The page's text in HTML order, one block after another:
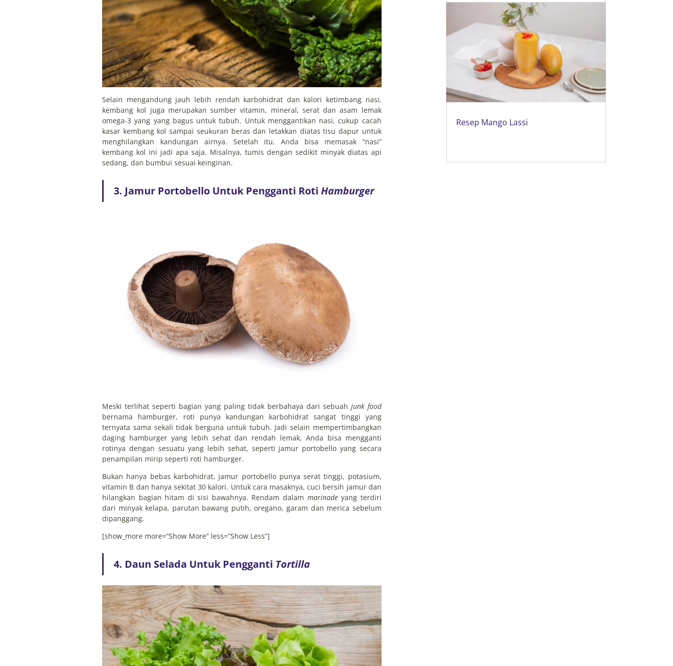
Selain mengandung jauh lebih rendah karbohidrat dan kalori ketimbang nasi,
kembang kol juga merupakan sumber vitamin, mineral, serat dan asam lemak
omega-3 yang yang bagus untuk tubuh. Untuk menggantikan nasi, cukup cacah
kasar kembang kol sampai seukuran beras dan letakkan diatas tisu dapur untuk
menghilangkan kandungan airnya. Setelah itu, Anda bisa memasak “nasi”
kembang kol ini jadi apa saja. Misalnya, tumis dengan sedikit minyak diatas api
sedang, dan bumbui sesuai keinginan.
3. Jamur Portobello Untuk Pengganti RotiHamburger
Meski terlihat seperti bagian yang paling tidak berbahaya dari sebuah junk food
bernama hamburger, roti punya kandungan karbohidrat sangat tinggi yang
ternyata sama sekali tidak berguna untuk tubuh. Jadi selain mempertimbangkan
daging hamburger yang lebih sehat dan rendah lemak, Anda bisa mengganti
rotinya dengan sesuatu yang lebih sehat, seperti jamur portobello yang secara
penampilan mirip seperti roti hamburger.
Bukan hanya bebas karbohidrat, jamur portobello punya serat tinggi, potasium,
vitamin B dan hanya sekitat 30 kalori. Untuk cara masaknya, cuci bersih jamur dan
hilangkan bagian hitam di sisi bawahnya. Rendam dalam marinadeyang terdiri
dari minyak kelapa, parutan bawang putih, oregano, garam dan merica sebelum
dipanggang.
[show_more more=”Show More” less=”Show Less”]
4. Daun Selada Untuk Pengganti Tortilla
Resep Mango Lassi